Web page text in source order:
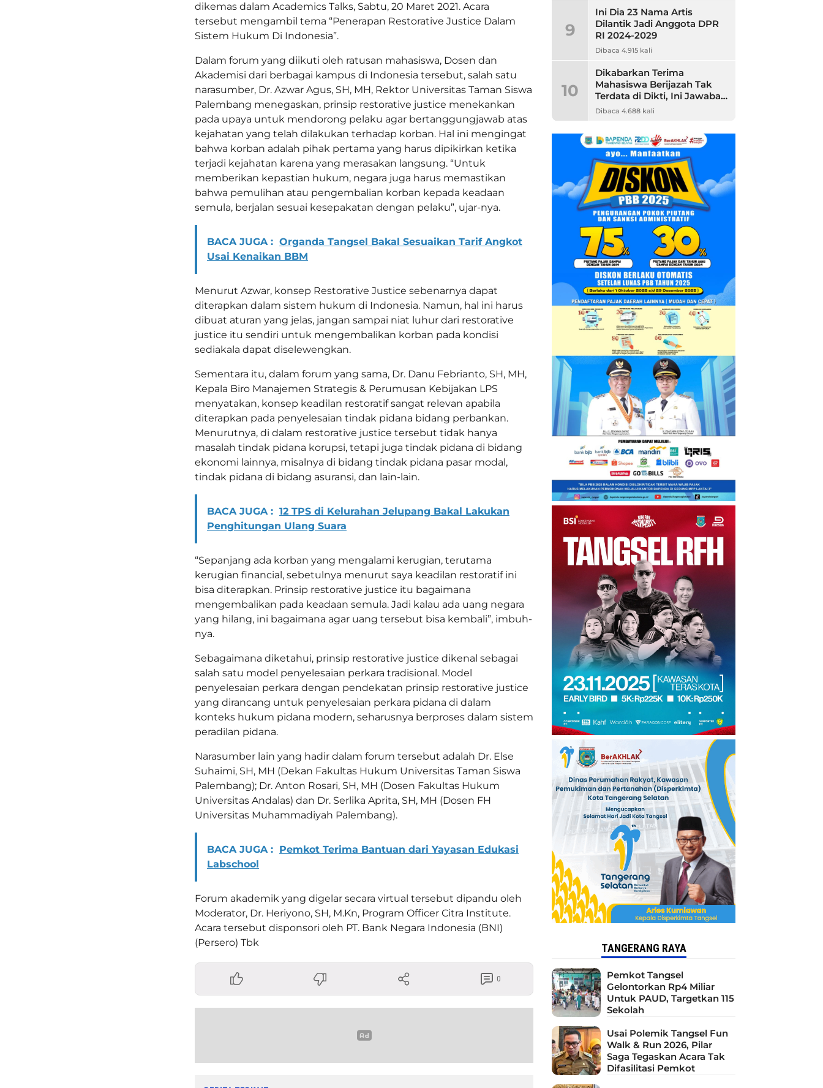
dikemas dalam Academics Talks, Sabtu, 20 Maret 2021. Acara
tersebut mengambil tema “Penerapan Restorative Justice Dalam
Sistem Hukum Di Indonesia”.
Dalam forum yang diikuti oleh ratusan mahasiswa, Dosen dan
Akademisi dari berbagai kampus di Indonesia tersebut, salah satu
narasumber, Dr. Azwar Agus, SH, MH, Rektor Universitas Taman Siswa
Palembang menegaskan, prinsip restorative justice menekankan
pada upaya untuk mendorong pelaku agar bertanggungjawab atas
kejahatan yang telah dilakukan terhadap korban. Hal ini mengingat
bahwa korban adalah pihak pertama yang harus dipikirkan ketika
terjadi kejahatan karena yang merasakan langsung. “Untuk
memberikan kepastian hukum, negara juga harus memastikan
bahwa pemulihan atau pengembalian korban kepada keadaan
semula, berjalan sesuai kesepakatan dengan pelaku”, ujar-nya.
BACA JUGA : Organda Tangsel Bakal Sesuaikan Tarif Angkot
Usai Kenaikan BBM
Menurut Azwar, konsep Restorative Justice sebenarnya dapat
diterapkan dalam sistem hukum di Indonesia. Namun, hal ini harus
dibuat aturan yang jelas, jangan sampai niat luhur dari restorative
justice itu sendiri untuk mengembalikan korban pada kondisi
sediakala dapat diselewengkan.
Sementara itu, dalam forum yang sama, Dr. Danu Febrianto, SH, MH,
Kepala Biro Manajemen Strategis & Perumusan Kebijakan LPS
menyatakan, konsep keadilan restoratif sangat relevan apabila
diterapkan pada penyelesaian tindak pidana bidang perbankan.
Menurutnya, di dalam restorative justice tersebut tidak hanya
masalah tindak pidana korupsi, tetapi juga tindak pidana di bidang
ekonomi lainnya, misalnya di bidang tindak pidana pasar modal,
tindak pidana di bidang asuransi, dan lain-lain.
BACA JUGA : 12 TPS di Kelurahan Jelupang Bakal Lakukan
Penghitungan Ulang Suara
“Sepanjang ada korban yang mengalami kerugian, terutama
kerugian financial, sebetulnya menurut saya keadilan restoratif ini
bisa diterapkan. Prinsip restorative justice itu bagaimana
mengembalikan pada keadaan semula. Jadi kalau ada uang negara
yang hilang, ini bagaimana agar uang tersebut bisa kembali”, imbuh-
nya.
Sebagaimana diketahui, prinsip restorative justice dikenal sebagai
salah satu model penyelesaian perkara tradisional. Model
penyelesaian perkara dengan pendekatan prinsip restorative justice
yang dirancang untuk penyelesaian perkara pidana di dalam
konteks hukum pidana modern, seharusnya berproses dalam sistem
peradilan pidana.
Narasumber lain yang hadir dalam forum tersebut adalah Dr. Else
Suhaimi, SH, MH (Dekan Fakultas Hukum Universitas Taman Siswa
Palembang); Dr. Anton Rosari, SH, MH (Dosen Fakultas Hukum
Universitas Andalas) dan Dr. Serlika Aprita, SH, MH (Dosen FH
Universitas Muhammadiyah Palembang).
BACA JUGA : Pemkot Terima Bantuan dari Yayasan Edukasi
Labschool
Forum akademik yang digelar secara virtual tersebut dipandu oleh
Moderator, Dr. Heriyono, SH, M.Kn, Program Officer Citra Institute.
Acara tersebut disponsori oleh PT. Bank Negara Indonesia (BNI)
(Persero) Tbk
0
9
Ini Dia 23 Nama Artis
Dilantik Jadi Anggota DPR
RI 2024-2029
Dibaca 4.915 kali
10
Dikabarkan Terima
Mahasiswa Berijazah Tak
Terdata di Dikti, Ini Jawaban
Unpam
Dibaca 4.688 kali
TANGERANG RAYA
Pemkot Tangsel
Gelontorkan Rp4 Miliar
Untuk PAUD, Targetkan 115
Sekolah
Usai Polemik Tangsel Fun
Walk & Run 2026, Pilar
Saga Tegaskan Acara Tak
Difasilitasi Pemkot